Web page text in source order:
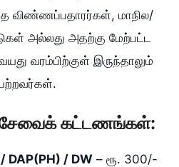
விண்ணப்பதாரர்கள், மாநில/
அல்லது அதற்கு மேற்பட்ட
வரம்பிற்குள் இருந்தாலும்
கட்டணங்கள்:
DAP(PH) / DW – ரூ. 300/-